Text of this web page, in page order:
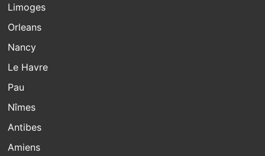
Limoges
Orleans
Nancy
Le Havre
Pau
Nîmes
Antibes
Amiens